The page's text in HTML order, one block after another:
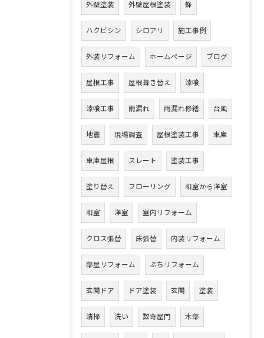
外壁塗装 外壁屋根塗装 蜂
ハクビシン シロアリ 施工事例
外装リフォーム ホームページ ブログ
屋根工事 屋根葺き替え 漆喰
漆喰工事 雨漏れ 雨漏れ修繕 台風
地震 現場調査 屋根塗装工事 車庫
車庫屋根 スレート 塗装工事
塗り替え フローリング 和室から洋室
和室 洋室 室内リフォーム
クロス張替 床張替 内装リフォーム
部屋リフォーム ぷちリフォーム
玄関ドア ドア塗装 玄関 塗装
清掃 洗い 数奇屋門 木部